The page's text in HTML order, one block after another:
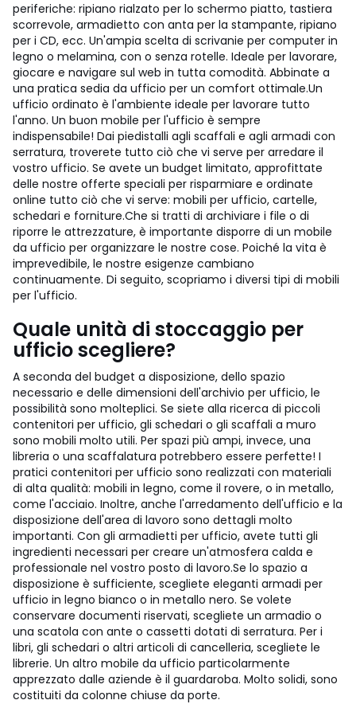
periferiche: ripiano rialzato per lo schermo piatto, tastiera
scorrevole, armadietto con anta per la stampante, ripiano
per i CD, ecc. Un'ampia scelta di scrivanie per computer in
legno o melamina, con o senza rotelle. Ideale per lavorare,
giocare e navigare sul web in tutta comodità. Abbinate a
una pratica sedia da ufficio per un comfort ottimale.Un
ufficio ordinato è l'ambiente ideale per lavorare tutto
l'anno. Un buon mobile per l'ufficio è sempre
indispensabile! Dai piedistalli agli scaffali e agli armadi con
serratura, troverete tutto ciò che vi serve per arredare il
vostro ufficio. Se avete un budget limitato, approfittate
delle nostre offerte speciali per risparmiare e ordinate
online tutto ciò che vi serve: mobili per ufficio, cartelle,
schedari e forniture.Che si tratti di archiviare i file o di
riporre le attrezzature, è importante disporre di un mobile
da ufficio per organizzare le nostre cose. Poiché la vita è
imprevedibile, le nostre esigenze cambiano
continuamente. Di seguito, scopriamo i diversi tipi di mobili
per l'ufficio.
Quale unità di stoccaggio per
ufficio scegliere?
A seconda del budget a disposizione, dello spazio
necessario e delle dimensioni dell'archivio per ufficio, le
possibilità sono molteplici. Se siete alla ricerca di piccoli
contenitori per ufficio, gli schedari o gli scaffali a muro
sono mobili molto utili. Per spazi più ampi, invece, una
libreria o una scaffalatura potrebbero essere perfette! I
pratici contenitori per ufficio sono realizzati con materiali
di alta qualità: mobili in legno, come il rovere, o in metallo,
come l'acciaio. Inoltre, anche l'arredamento dell'ufficio e la
disposizione dell'area di lavoro sono dettagli molto
importanti. Con gli armadietti per ufficio, avete tutti gli
ingredienti necessari per creare un'atmosfera calda e
professionale nel vostro posto di lavoro.Se lo spazio a
disposizione è sufficiente, scegliete eleganti armadi per
ufficio in legno bianco o in metallo nero. Se volete
conservare documenti riservati, scegliete un armadio o
una scatola con ante o cassetti dotati di serratura. Per i
libri, gli schedari o altri articoli di cancelleria, scegliete le
librerie. Un altro mobile da ufficio particolarmente
apprezzato dalle aziende è il guardaroba. Molto solidi, sono
costituiti da colonne chiuse da porte.